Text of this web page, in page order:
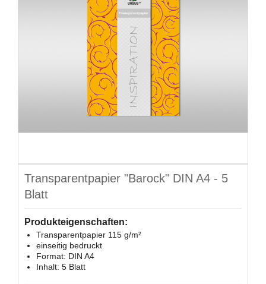
Transparentpapier "Barock" DIN A4 - 5
Blatt
Produkteigenschaften:
Transparentpapier 115 g/m²
einseitig bedruckt
Format: DIN A4
Inhalt: 5 Blatt